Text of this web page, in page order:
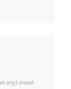
zeigt erneut